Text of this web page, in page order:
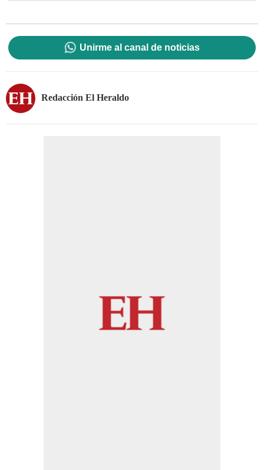
Unirme al canal de noticias
Redacción El Heraldo